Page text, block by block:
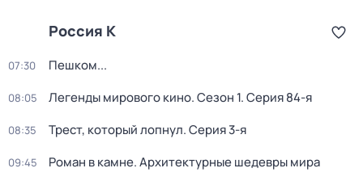
Россия К
07:30 Пешком...
08:05 Легенды мирового кино. Сезон 1. Серия 84-я
08:35 Трест, который лопнул. Серия 3-я
09:45 Роман в камне. Архитектурные шедевры мира